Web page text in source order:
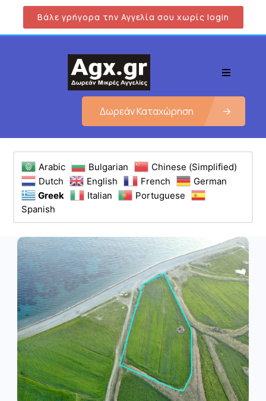
Βάλε γρήγορα την Αγγελία σου χωρίς login
Δωρεάν Καταχώρηση
Arabic Bulgarian
Chinese (Simplified)
Dutch
English French
German
Greek
Italian
Portuguese
Spanish